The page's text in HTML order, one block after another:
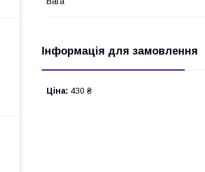
Інформація для замовлення
Ціна: 430 ₴